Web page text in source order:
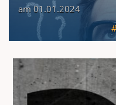
am 01.01.2024